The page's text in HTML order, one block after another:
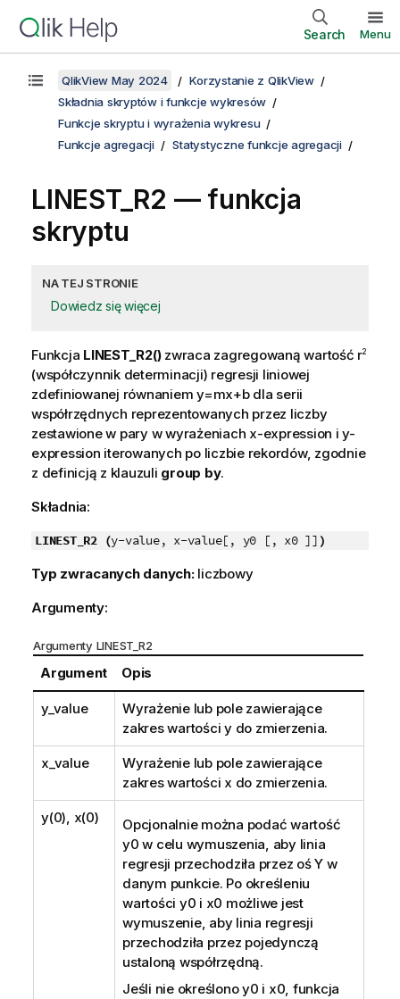
Search Menu
QlikView May 2024
Korzystanie z QlikView
Składnia skryptów i funkcje wykresów
Funkcje skryptu i wyrażenia wykresu
Funkcje agregacji
Statystyczne funkcje agregacji
LINEST_R2 — funkcja
skryptu
NA TEJ STRONIE
Dowiedz się więcej
Funkcja LINEST_R2()zwraca zagregowaną wartość r2
(współczynnik determinacji) regresji liniowej
zdefiniowanej równaniem y=mx+bdla serii
współrzędnych reprezentowanych przez liczby
zestawione w pary w wyrażeniach x-expression iy-
expression iterowanych po liczbie rekordów, zgodnie
z definicją z klauzuli group by.
Składnia:
LINEST_R2 (y-value, x-value[, y0 [, x0 ]] )
Typ zwracanych danych: liczbowy
Argumenty:
Argumenty LINEST_R2
Argument Opis
y_value
Wyrażenie lub pole zawierające
zakres wartości ydo zmierzenia.
x_value
Wyrażenie lub pole zawierające
zakres wartości x do zmierzenia.
y(0), x(0)
Opcjonalnie można podać wartość
y0 w celu wymuszenia, aby linia
regresji przechodziła przez oś Y w
danym punkcie. Po określeniu
wartości y0 i x0 możliwe jest
wymuszenie, aby linia regresji
przechodziła przez pojedynczą
ustaloną współrzędną.
Jeśli nie określonoy0 i x0, funkcja